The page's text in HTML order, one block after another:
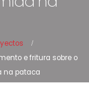
e fritura sobre o
na pataca